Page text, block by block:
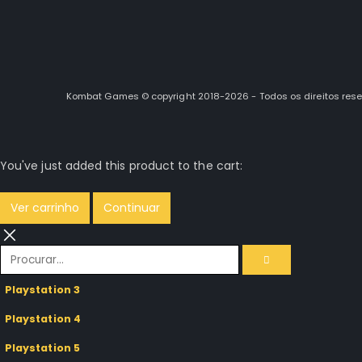
Kombat Games © copyright 2018-2026 - Todos os direitos
You've just added this product to the cart:
Ver carrinho Continuar
Playstation 3
Playstation 4
Playstation 5